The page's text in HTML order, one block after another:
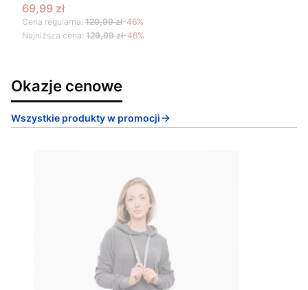
Cena promocyjna
69,99 zł
Cena regularna: 129,99 zł-46%
Najniższa cena: 129,99 zł-46%
Okazje cenowe
Wszystkie produkty w promocji